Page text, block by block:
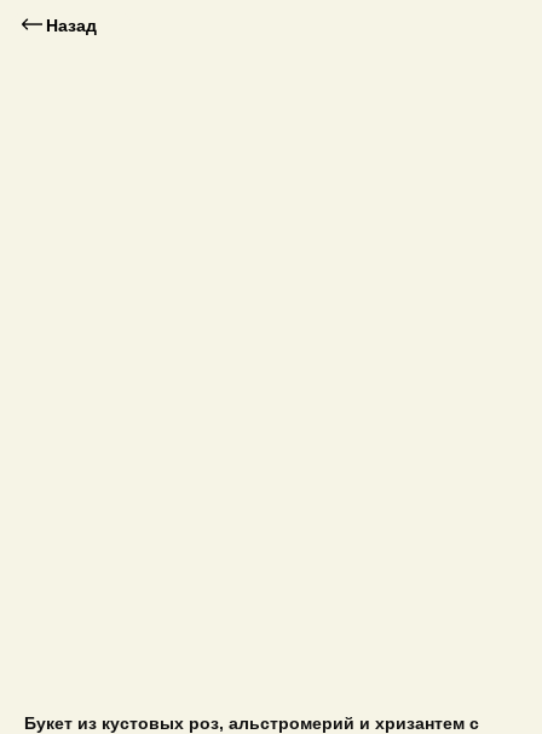
Назад
Букет из кустовых роз, альстромерий и хризантем с